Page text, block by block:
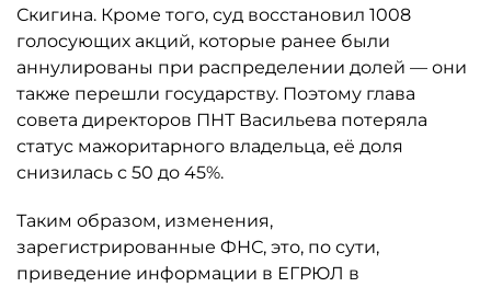
Скигина. Кроме того, суд восстановил 1008
голосующих акций, которые ранее были
аннулированы при распределении долей — они
также перешли государству. Поэтому глава
совета директоров ПНТ Васильева потеряла
статус мажоритарного владельца, её доля
снизилась с 50 до 45%.
Таким образом, изменения,
зарегистрированные ФНС, это, по сути,
приведение информации в ЕГРЮЛ в